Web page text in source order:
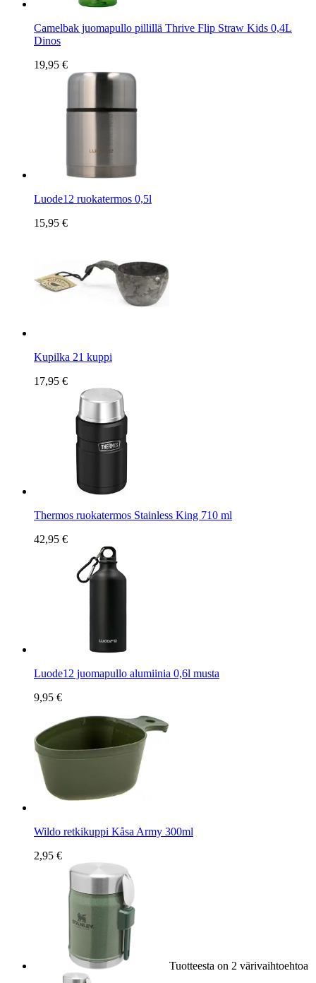
Camelbak juomapullo pillillä Thrive Flip Straw Kids 0,4L
Dinos
19,95 €
Luode12 ruokatermos 0,5l
15,95 €
Kupilka 21 kuppi
17,95 €
Thermos ruokatermos Stainless King 710 ml
42,95 €
Luode12 juomapullo alumiinia 0,6l musta
9,95 €
Wildo retkikuppi Kåsa Army 300ml
2,95 €
Tuotteesta on 2 värivaihtoehtoa